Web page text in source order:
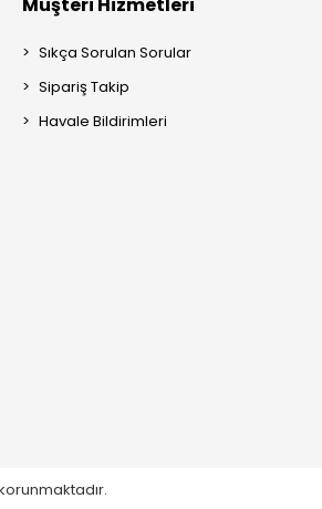
Sıkça Sorulan Sorular
Sipariş Takip
Havale Bildirimleri